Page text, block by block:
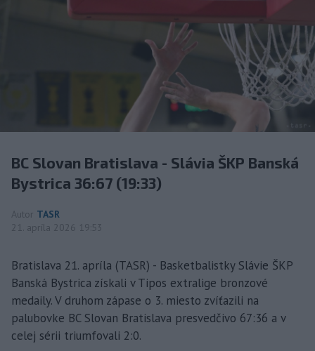
BC Slovan Bratislava - Slávia ŠKP Banská
Bystrica 36:67 (19:33)
Autor TASR
21. apríla 2026 19:53
Bratislava 21. apríla (TASR) - Basketbalistky Slávie ŠKP
Banská Bystrica získali v Tipos extralige bronzové
medaily. V druhom zápase o 3. miesto zvíťazili na
palubovke BC Slovan Bratislava presvedčivo 67:36 a v
celej sérii triumfovali 2:0.